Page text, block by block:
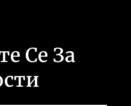
Се За